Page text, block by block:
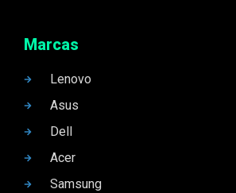
Marcas
Lenovo
Asus
Dell
Acer
Samsung